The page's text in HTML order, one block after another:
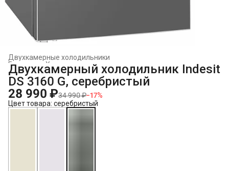
Двухкамерные холодильники
Холодильники и морозильники
Главная
Двухкамерный холодильник Indesit
DS 3160 G, серебристый
28 990 ₽34 990 ₽−17%
Цвет товара: серебристый